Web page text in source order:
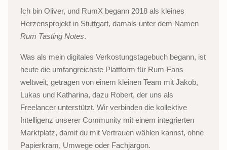
Ich bin Oliver, und RumX begann 2018 als kleines
Herzensprojekt in Stuttgart, damals unter dem Namen
Rum Tasting Notes.
Was als mein digitales Verkostungstagebuch begann, ist
heute die umfangreichste Plattform für Rum-Fans
weltweit, getragen von einem kleinen Team mit Jakob,
Lukas und Katharina, dazu Robert, der uns als
Freelancer unterstützt. Wir verbinden die kollektive
Intelligenz unserer Community mit einem integrierten
Marktplatz, damit du mit Vertrauen wählen kannst, ohne
Papierkram, Umwege oder Fachjargon.